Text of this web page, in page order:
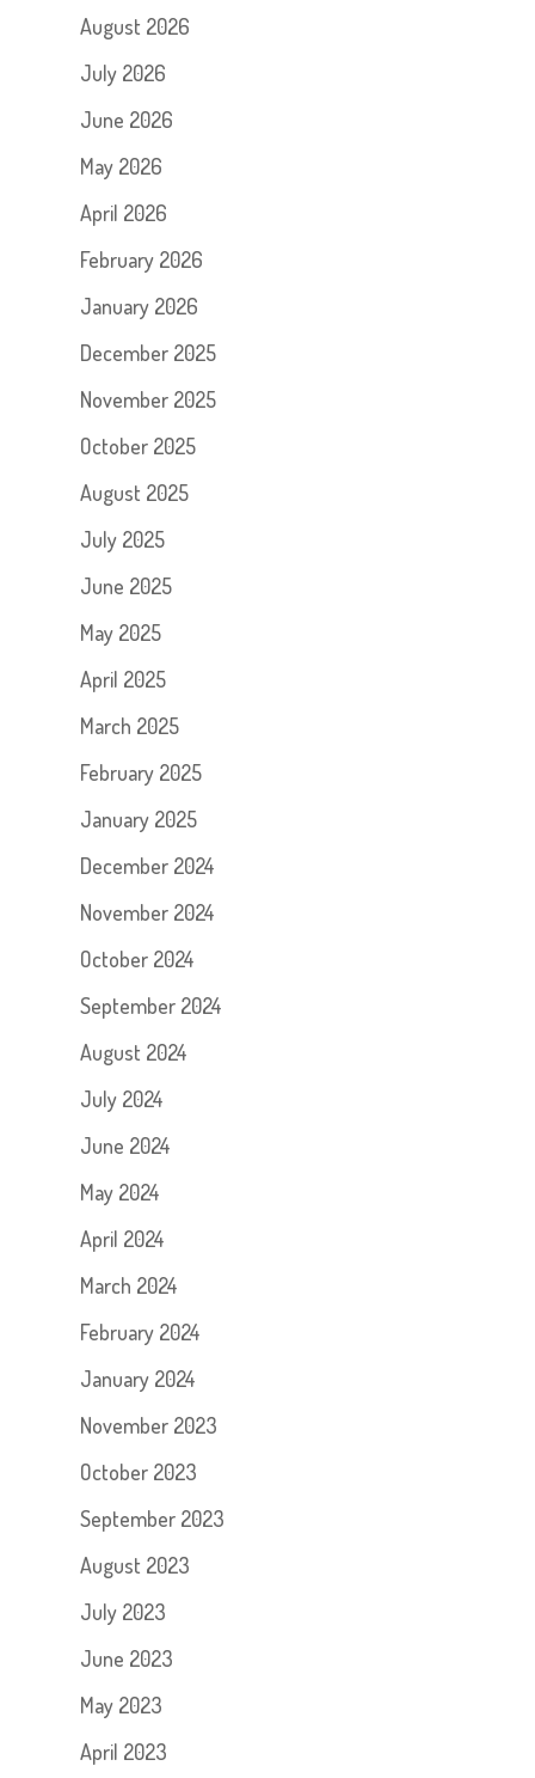
August 2026
July 2026
June 2026
May 2026
April 2026
February 2026
January 2026
December 2025
November 2025
October 2025
August 2025
July 2025
June 2025
May 2025
April 2025
March 2025
February 2025
January 2025
December 2024
November 2024
October 2024
September 2024
August 2024
July 2024
June 2024
May 2024
April 2024
March 2024
February 2024
January 2024
November 2023
October 2023
September 2023
August 2023
July 2023
June 2023
May 2023
April 2023